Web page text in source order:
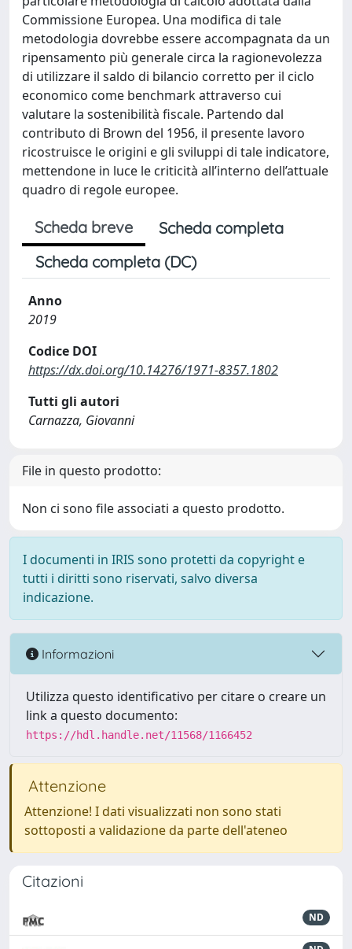
Commissione Europea. Una modifica di tale
metodologia dovrebbe essere accompagnata da un
ripensamento più generale circa la ragionevolezza
di utilizzare il saldo di bilancio corretto per il ciclo
economico come benchmark attraverso cui
valutare la sostenibilità fiscale. Partendo dal
contributo di Brown del 1956, il presente lavoro
ricostruisce le origini e gli sviluppi di tale indicatore,
mettendone in luce le criticità all’interno dell’attuale
quadro di regole europee.
Scheda breve
Scheda completa
Scheda completa (DC)
Anno
2019
Codice DOI
https://dx.doi.org/10.14276/1971-8357.1802
Tutti gli autori
Carnazza, Giovanni
File in questo prodotto:
Non ci sono file associati a questo prodotto.
I documenti in IRIS sono protetti da copyright e
tutti i diritti sono riservati, salvo diversa
indicazione.
Informazioni
Utilizza questo identificativo per citare o creare un
link a questo documento:
https://hdl.handle.net/11568/1166452
Attenzione
Attenzione! I dati visualizzati non sono stati
sottoposti a validazione da parte dell'ateneo
Citazioni
ND